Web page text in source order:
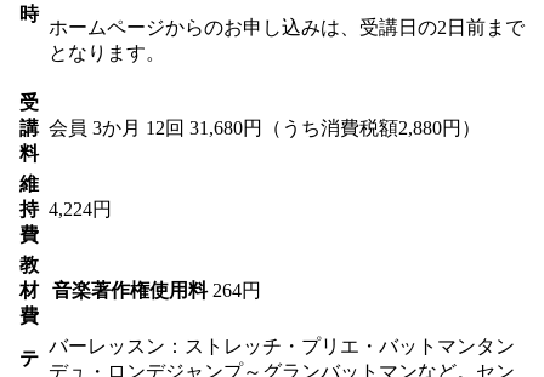
時
ホームページからのお申し込みは、受講日の2日前まで
となります。
受
講
料
会員 3か月 12回 31,680円（うち消費税額2,880円）
維
持
費
4,224円
教
材
費
音楽著作権使用料 264円
テ
バーレッスン：ストレッチ・プリエ・バットマンタン
デュ・ロンデジャンプ～グランバットマンなど。セン